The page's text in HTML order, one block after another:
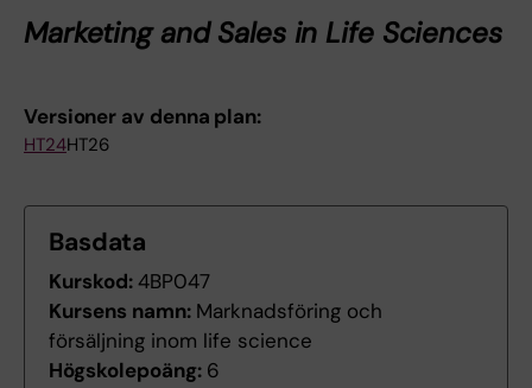
Marketing and Sales in Life Sciences
Versioner av denna plan:
HT24HT26
Basdata
Kurskod:4BP047
Kursens namn: Marknadsföring och
försäljning inom life science
Högskolepoäng: 6